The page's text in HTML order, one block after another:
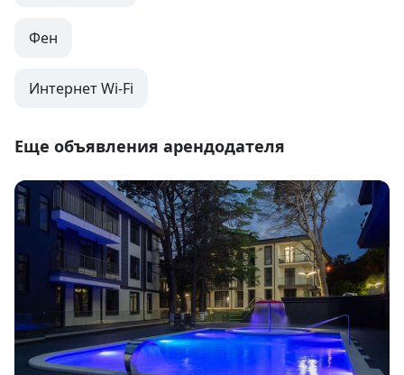
Фен
Интернет Wi-Fi
Еще объявления арендодателя